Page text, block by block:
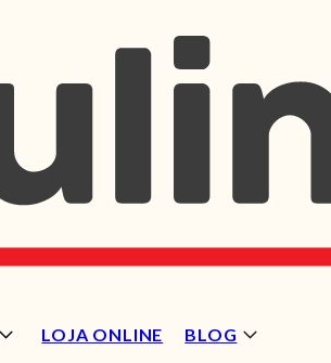
LOJA ONLINE BLOG